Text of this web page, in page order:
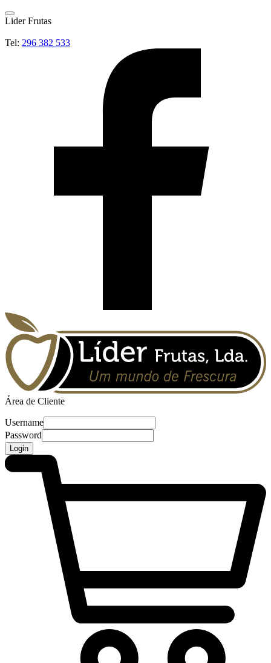
Lider Frutas
Tel: 296 382 533
Área de Cliente
Username
Password
Login